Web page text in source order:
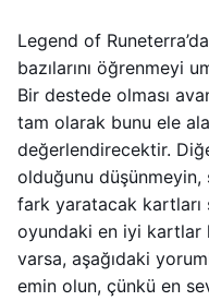
Legend of
bazılarını öğrenmeyi
Bir destede olması
tam olarak bunu ele
değerlendirecektir.
olduğunu
fark yaratacak kartları
oyundaki en iyi kartlar
varsa, aşağıdaki
emin olun, çünkü en